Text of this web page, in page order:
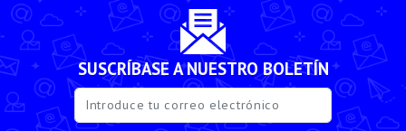
SUSCRÍBASE A NUESTRO BOLETÍN